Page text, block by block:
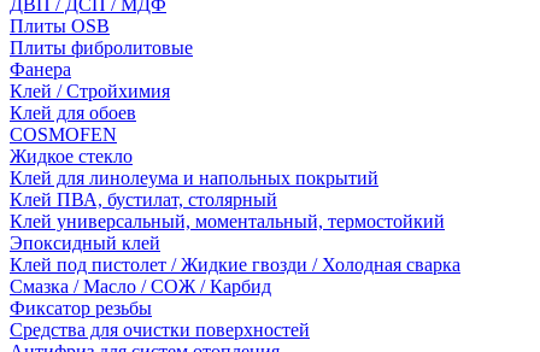
ДВП / ДСП / МДФ
Плиты OSB
Плиты фибролитовые
Фанера
Клей / Стройхимия
Клей для обоев
COSMOFEN
Жидкое стекло
Клей для линолеума и напольных покрытий
Клей ПВА, бустилат, столярный
Клей универсальный, моментальный, термостойкий
Эпоксидный клей
Клей под пистолет / Жидкие гвозди / Холодная сварка
Смазка / Масло / СОЖ / Карбид
Фиксатор резьбы
Средства для очистки поверхностей